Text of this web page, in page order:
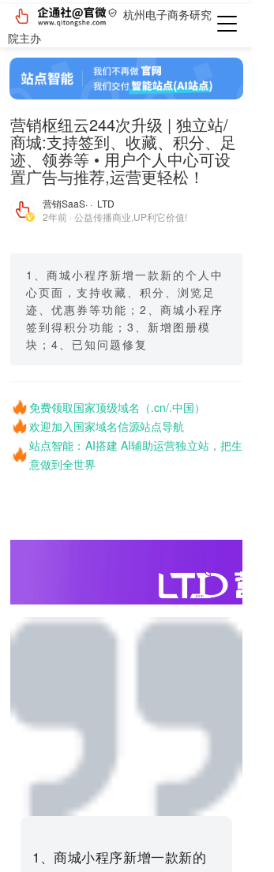
杭州电子商务研究
院主办
营销枢纽云244次升级 | 独立站/
商城:支持签到、收藏、积分、足
迹、领券等 • 用户个人中心可设
置广告与推荐,运营更轻松！
营销SaaS· · LTD
2年前 · 公益传播商业,UP利它价值!
1、商城小程序新增一款新的个人中
心页面，支持收藏、积分、浏览足
迹、优惠券等功能；2、商城小程序
签到得积分功能；3、新增图册模
块；4、已知问题修复
免费领取国家顶级域名（.cn/.中国）
欢迎加入国家域名信源站点导航
站点智能：AI搭建 AI辅助运营独立站，把生
意做到全世界
1、商城小程序新增一款新的